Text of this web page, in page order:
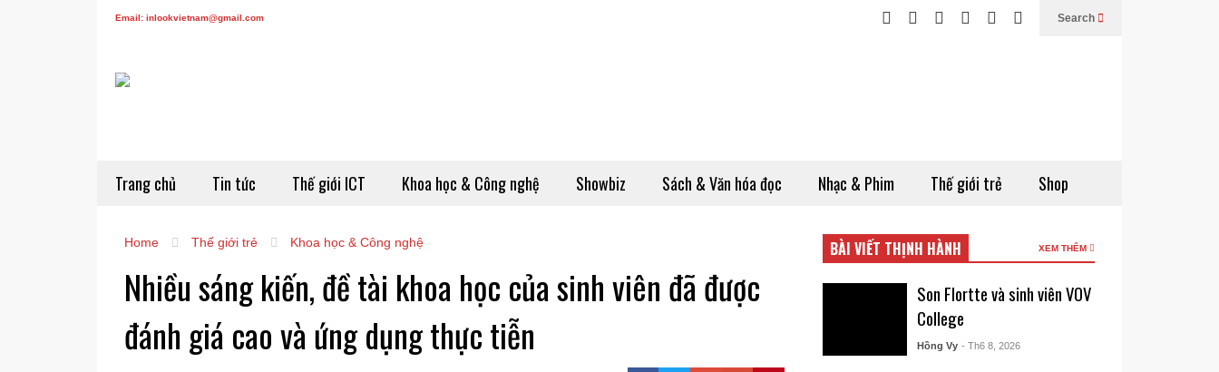
Email: inlookvietnam@gmail.com Search
Trang chủ Tin tức Thế giới ICT Khoa học & Công nghệ Showbiz Sách & Văn hóa đọc Nhạc & Phim Thế giới trẻ Shop
Home Thế giới trẻ Khoa học & Công nghệ
Nhiều sáng kiến, đề tài khoa học của sinh viên đã được
đánh giá cao và ứng dụng thực tiễn
BÀI VIẾT THỊNH HÀNH XEM THÊM
Son Flortte và sinh viên VOV
College
Hồng Vy - Th6 8, 2026